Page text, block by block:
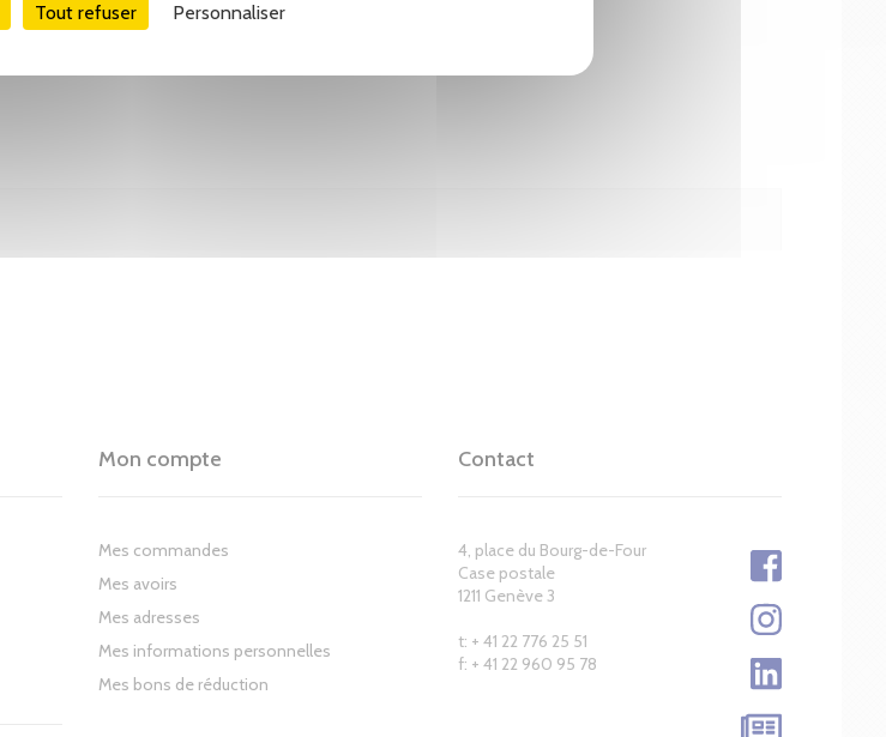
Tout refuser Personnaliser
Mon compte
Mes commandes
Mes avoirs
Mes adresses
Mes informations personnelles
Mes bons de réduction
Contact
4, place du Bourg-de-Four
Case postale
1211 Genève 3
t: + 41 22 776 25 51
f: + 41 22 960 95 78